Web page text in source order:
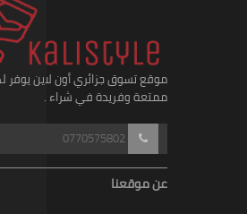
موقع تسوق جزائري أون لاين يوفر
ممتعة وفريدة في شراء .
0770575802
عن موقعنا